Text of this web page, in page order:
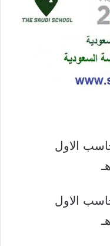
الاول
الاول